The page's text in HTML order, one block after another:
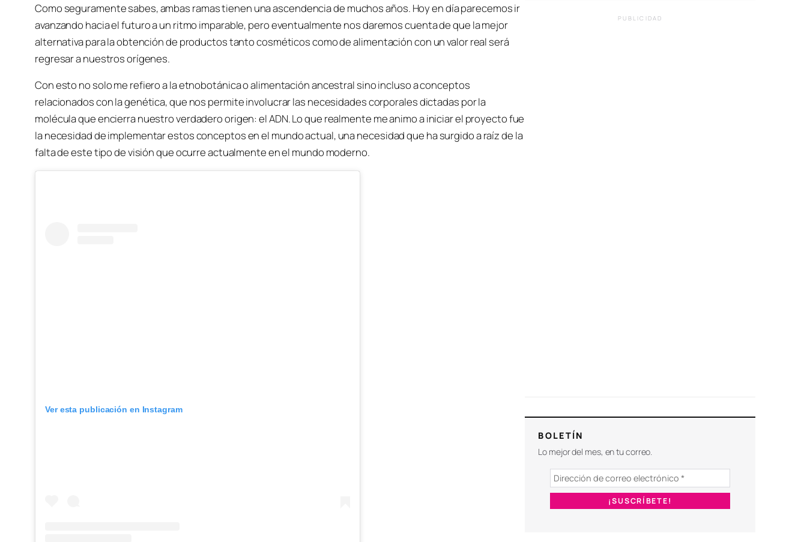
Como seguramente sabes, ambas ramas tienen una ascendencia de muchos años. Hoy en día parecemos ir
avanzando hacia el futuro a un ritmo imparable, pero eventualmente nos daremos cuenta de que la mejor
alternativa para la obtención de productos tanto cosméticos como de alimentación con un valor real será
regresar a nuestros orígenes.
Con esto no solo me refiero a la etnobotánica o alimentación ancestral sino incluso a conceptos
relacionados con la genética, que nos permite involucrar las necesidades corporales dictadas por la
molécula que encierra nuestro verdadero origen: el ADN. Lo que realmente me animo a iniciar el proyecto fue
la necesidad de implementar estos conceptos en el mundo actual, una necesidad que ha surgido a raíz de la
falta de este tipo de visión que ocurre actualmente en el mundo moderno.
Ver esta publicación en Instagram
PUBLICIDAD
BOLETÍN
Lo mejor del mes, en tu correo.